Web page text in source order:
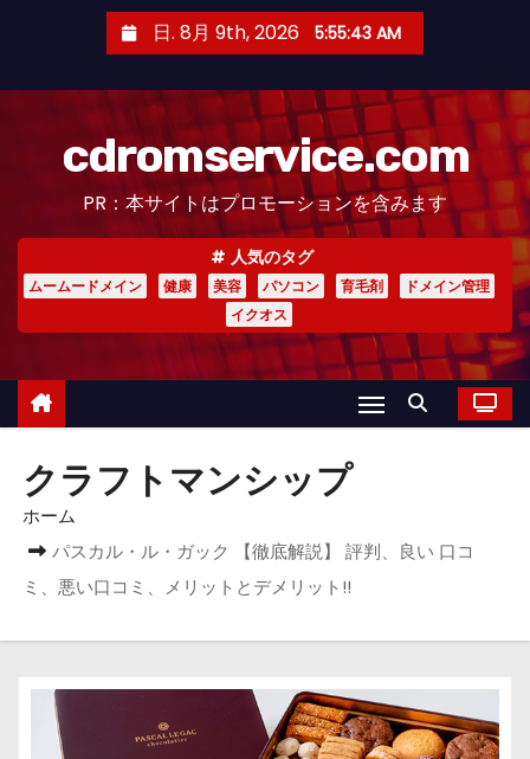
日. 8月 9th, 2026 5:55:44 AM
cdromservice.com
PR：本サイトはプロモーションを含みます
人気のタグ
ムームードメイン 健康 美容 パソコン 育毛剤
ドメイン管理
イクオス
クラフトマンシップ
ホーム
パスカル・ル・ガック 【徹底解説】 評判、良い 口コ
ミ、悪い口コミ、メリットとデメリット!!